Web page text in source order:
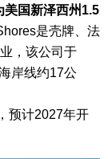
国新泽西州1.5
是壳牌、法
，该公司于
岸线约17公
预计2027年开